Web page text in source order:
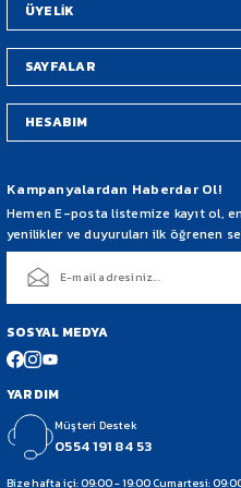
ÜYELİK
SAYFALAR
HESABIM
Kampanyalardan Haberdar Ol!
Hemen E-posta listemize kayıt ol,
yenilikler ve duyuruları ilk öğrenen
SOSYAL MEDYA
YARDIM
Müşteri Destek
0554 191 84 53
Bize hafta içi: 09:00 - 19:00 Cumartesi: